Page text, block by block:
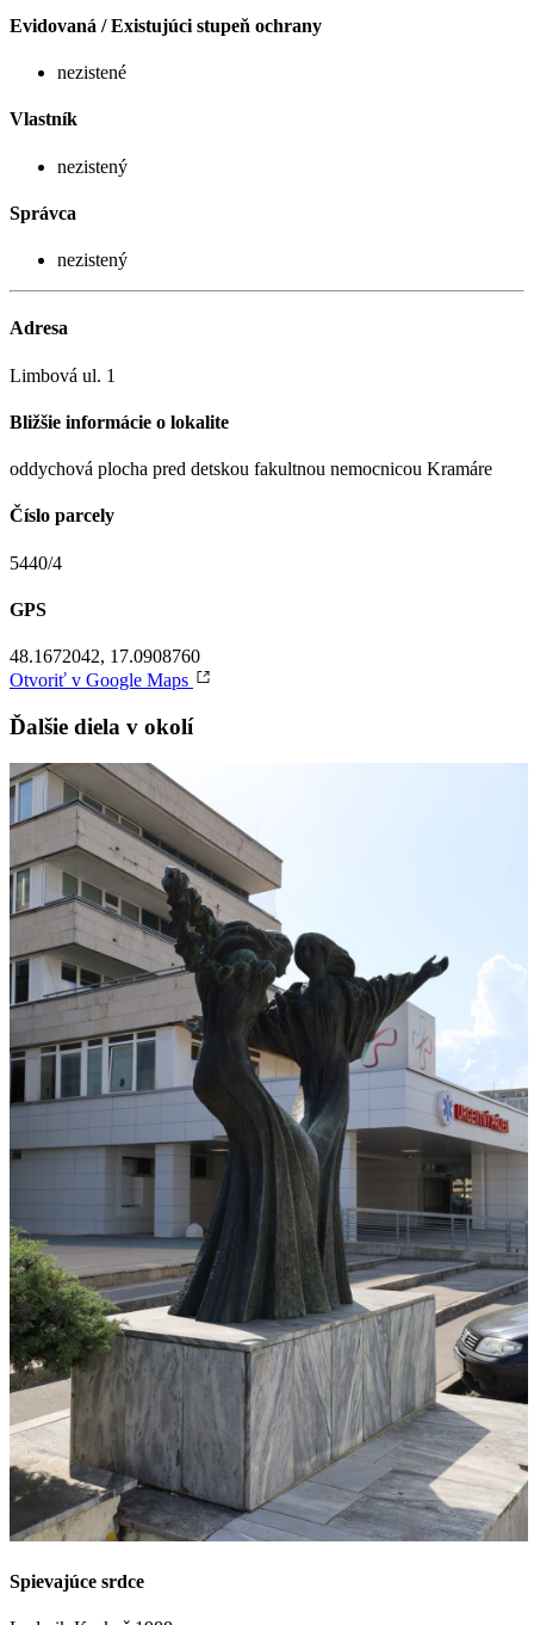
Evidovaná / Existujúci stupeň ochrany
nezistené
Vlastník
nezistený
Správca
nezistený
Adresa
Limbová ul. 1
Bližšie informácie o lokalite
oddychová plocha pred detskou fakultnou nemocnicou Kramáre
Číslo parcely
5440/4
GPS
48.1672042, 17.0908760
Otvoriť v Google Maps
Ďalšie diela v okolí
Spievajúce srdce